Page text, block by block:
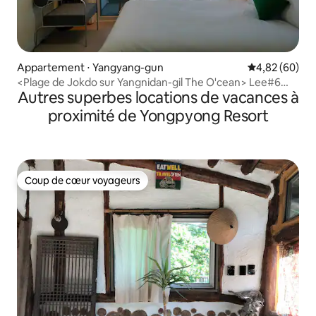
Appartement ⋅ Yangyang-gun Évaluation
4,82 (60)
<Plage de Jokdo sur Yangnidan-gil The O'cean> Lee#6
#Vue sur l'océan de Jokdo #Hébergement gratuit pour
les enfants#3 personnes
Autres superbes locations de vacances à
proximité de Yongpyong Resort
Coup de cœur voyageurs
Coup de cœur voyageurs